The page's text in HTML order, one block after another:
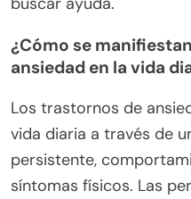
¿Cómo se
ansiedad en la vida
Los trastornos de
vida diaria a través de
persistente,
síntomas físicos. Las